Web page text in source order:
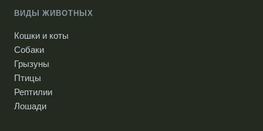
ВИДЫ ЖИВОТНЫХ
Кошки и коты
Собаки
Грызуны
Птицы
Рептилии
Лошади